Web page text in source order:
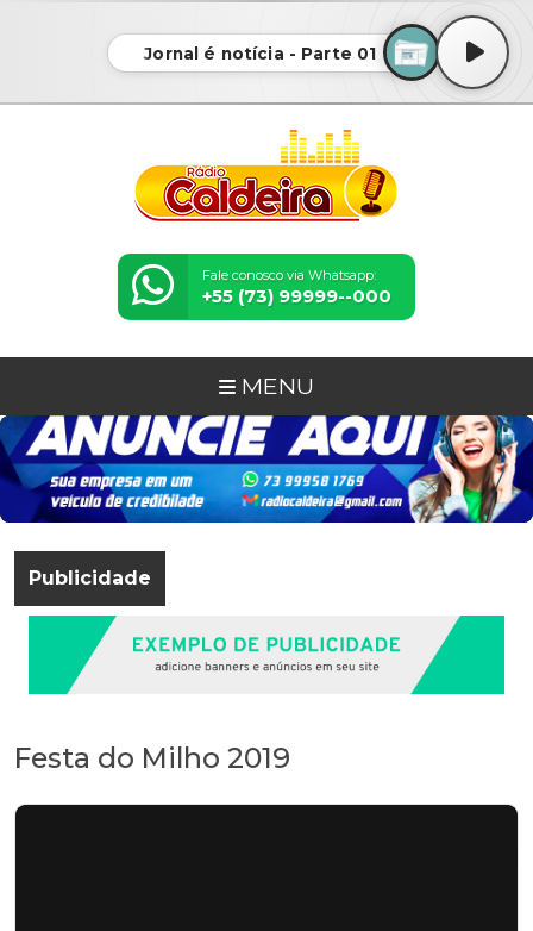
Jornal é notícia - Parte 01
Fale conosco via Whatsapp:
+55 (73) 99999--000
MENU
Publicidade
Festa do Milho 2019